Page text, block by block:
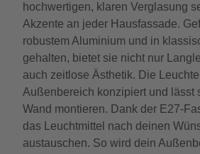
hochwertigen, klaren Verglasung
Akzente an jeder Hausfassade.
robustem Aluminium und in
gehalten, bietet sie nicht nur
auch zeitlose Ästhetik. Die
Außenbereich konzipiert und lässt
Wand montieren. Dank der E27-
das Leuchtmittel nach deinen
austauschen. So wird dein